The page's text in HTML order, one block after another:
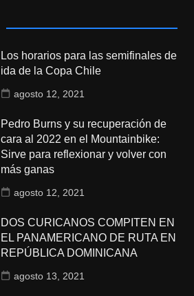
Los horarios para las semifinales de
ida de la Copa Chile
agosto 12, 2021
Pedro Burns y su recuperación de
cara al 2022 en el Mountainbike:
Sirve para reflexionar y volver con
más ganas
agosto 12, 2021
DOS CURICANOS COMPITEN EN
EL PANAMERICANO DE RUTA EN
REPÚBLICA DOMINICANA
agosto 13, 2021